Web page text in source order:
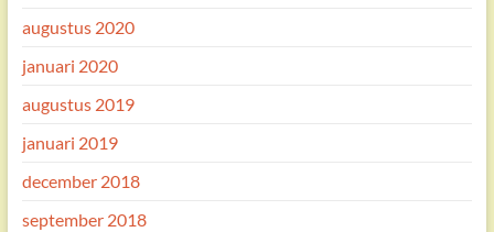
augustus 2020
januari 2020
augustus 2019
januari 2019
december 2018
september 2018